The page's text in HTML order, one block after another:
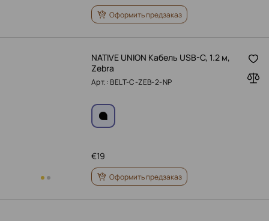
Оформить предзаказ
NATIVE UNION Кабель USB-C, 1.2 м,
Zebra
Арт.: BELT-C-ZEB-2-NP
19
€
Оформить предзаказ